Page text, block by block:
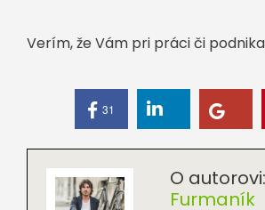
Verím, že Vám pri práci či
31
O autorovi:
Furmaník